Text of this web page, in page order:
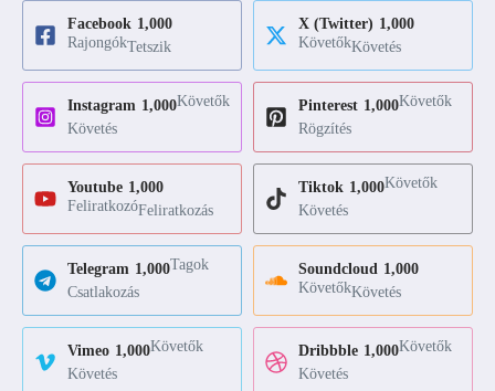
Facebook 1,000
RajongókTetszik
X (Twitter) 1,000
KövetőkKövetés
Instagram 1,000Követők
Követés
Pinterest 1,000Követők
Rögzítés
Youtube 1,000
FeliratkozóFeliratkozás
Tiktok 1,000Követők
Követés
Telegram 1,000Tagok
Csatlakozás
Soundcloud 1,000
KövetőkKövetés
Vimeo 1,000Követők
Követés
Dribbble 1,000Követők
Követés